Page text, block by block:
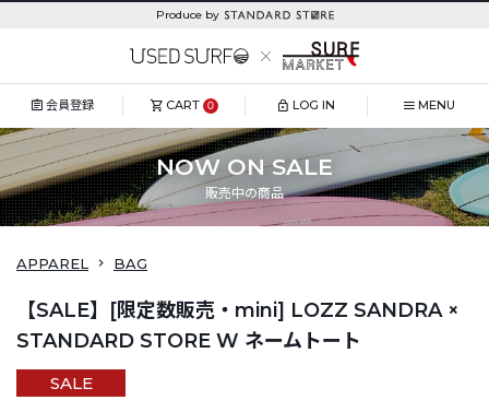
Produce by
会員登録 CART 0 LOG IN MENU
NOW ON SALE
販売中の商品
APPAREL BAG
【SALE】[限定数販売・mini] LOZZ SANDRA ×
STANDARD STORE W ネームトート
SALE